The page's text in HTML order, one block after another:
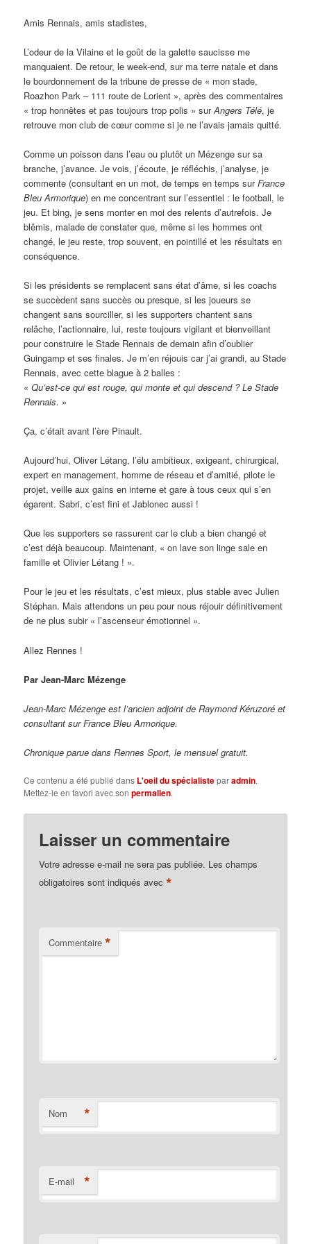
Amis Rennais, amis stadistes,
L’odeur de la Vilaine et le goût de la galette saucisse me
manquaient. De retour, le week-end, sur ma terre natale et dans
le bourdonnement de la tribune de presse de « mon stade,
Roazhon Park – 111 route de Lorient », après des commentaires
« trop honnêtes et pas toujours trop polis » surAngers Télé, je
retrouve mon club de cœur comme si je ne l’avais jamais quitté.
Comme un poisson dans l’eau ou plutôt un Mézenge sur sa
branche, j’avance. Je vois, j’écoute, je réfléchis, j’analyse, je
commente (consultant en un mot, de temps en temps surFrance
Bleu Armorique) en me concentrant sur l’essentiel : le football, le
jeu. Et bing, je sens monter en moi des relents d’autrefois. Je
blêmis, malade de constater que, même si les hommes ont
changé, le jeu reste, trop souvent, en pointillé et les résultats en
conséquence.
Si les présidents se remplacent sans état d’âme, si les coachs
se succèdent sans succès ou presque, si les joueurs se
changent sans sourciller, si les supporters chantent sans
relâche, l’actionnaire, lui, reste toujours vigilant et bienveillant
pour construire le Stade Rennais de demain afin d’oublier
Guingamp et ses finales. Je m’en réjouis car j’ai grandi, au Stade
Rennais, avec cette blague à 2 balles :
«Qu’est-ce qui est rouge, qui monte et qui descend ? Le Stade
Rennais. »
Ça, c’était avant l’ère Pinault.
Aujourd’hui, Oliver Létang, l’élu ambitieux, exigeant, chirurgical,
expert en management, homme de réseau et d’amitié, pilote le
projet, veille aux gains en interne et gare à tous ceux qui s’en
égarent. Sabri, c’est fini et Jablonec aussi !
Que les supporters se rassurent car le club a bien changé et
c’est déjà beaucoup. Maintenant, « on lave son linge sale en
famille et Olivier Létang ! ».
Pour le jeu et les résultats, c’est mieux, plus stable avec Julien
Stéphan. Mais attendons un peu pour nous réjouir définitivement
de ne plus subir « l’ascenseur émotionnel ».
Allez Rennes !
Par Jean-Marc Mézenge
Jean-Marc Mézenge est l’ancien adjoint de Raymond Kéruzoré et
consultant sur France Bleu Armorique.
Chronique parue dans Rennes Sport, le mensuel gratuit.
Ce contenu a été publié dans L'oeil du spécialisteparadmin.
Mettez-le en favori avec sonpermalien.
Laisser un commentaire
Votre adresse e-mail ne sera pas publiée. Les champs
obligatoires sont indiqués avec*
Commentaire *
Nom *
E-mail *